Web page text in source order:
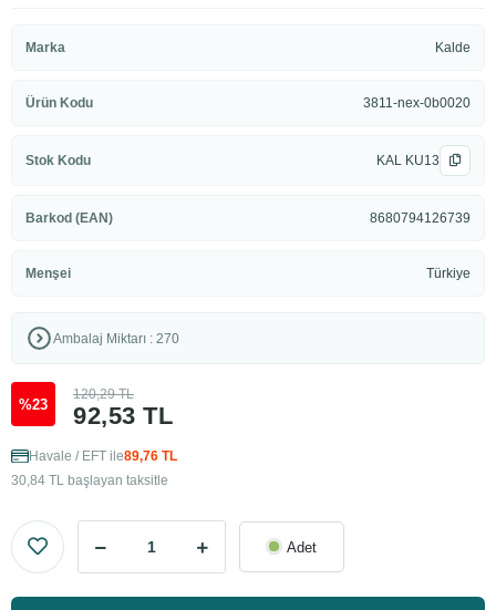
Marka Kalde
Ürün Kodu 3811-nex-0b0020
Stok Kodu KAL KU13
Barkod (EAN) 8680794126739
Menşei Türkiye
Ambalaj Miktarı : 270
%23 92,53 TL
120,29 TL
Havale / EFT ile89,76 TL
30,84 TL başlayan taksitle
Adet